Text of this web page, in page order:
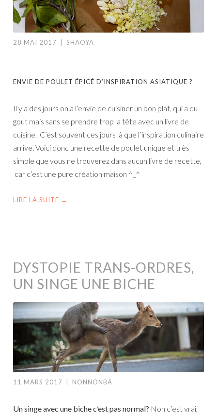
28 MAI 2017 SHAOYA
ENVIE DE POULET ÉPICÉ D’INSPIRATION ASIATIQUE ?
Il y a des jours on a l’envie de cuisiner un bon plat, qui a du
gout mais sans se prendre trop la tête avec un livre de
cuisine. C’est souvent ces jours là que l’inspiration culinaire
arrive. Voici donc une recette de poulet unique et très
simple que vous ne trouverez dans aucun livre de recette,
car c’est une pure création maison ^_^
LIRE LA SUITE →
DYSTOPIE TRANS-ORDRES,
UN SINGE UNE BICHE
11 MARS 2017 NONNONBÂ
Un singe avec une biche c’est pas normal? Non c’est vrai,